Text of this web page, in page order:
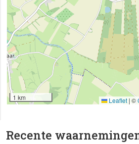
Recente
1 km Leaflet | ©